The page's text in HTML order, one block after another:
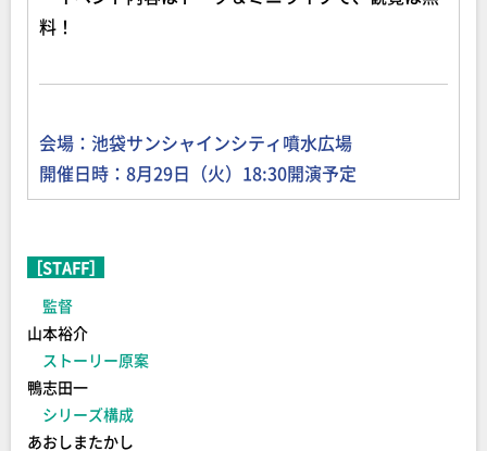
料！
会場：池袋サンシャインシティ噴水広場
開催日時：8月29日（火）18:30開演予定
［STAFF］
監督
山本裕介
ストーリー原案
鴨志田一
シリーズ構成
あおしまたかし